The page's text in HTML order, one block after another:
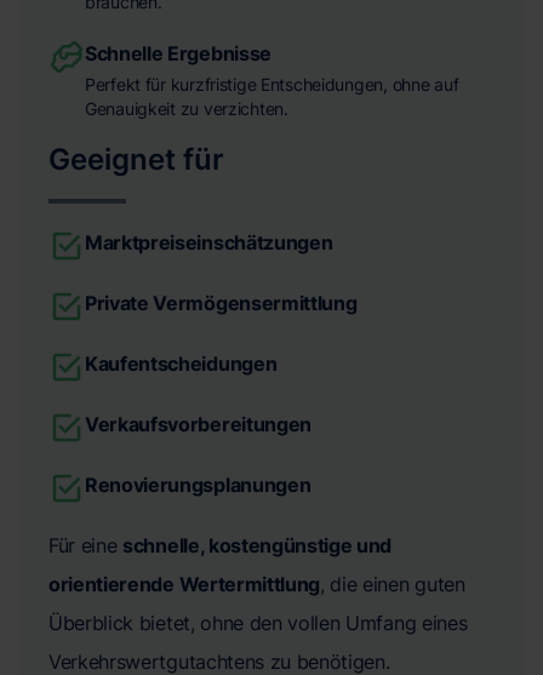
Schnelle Ergebnisse
Perfekt für kurzfristige Entscheidungen, ohne auf
Genauigkeit zu verzichten.
Geeignet für
Marktpreiseinschätzungen
Private Vermögensermittlung
Kaufentscheidungen
Verkaufsvorbereitungen
Renovierungsplanungen
Für eine schnelle, kostengünstige und
orientierende Wertermittlung, die einen guten
Überblick bietet, ohne den vollen Umfang eines
Verkehrswertgutachtens zu benötigen.